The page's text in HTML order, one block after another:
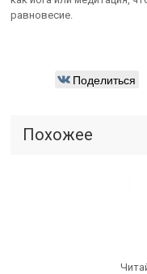
равновесие.
Поделиться
Похожее